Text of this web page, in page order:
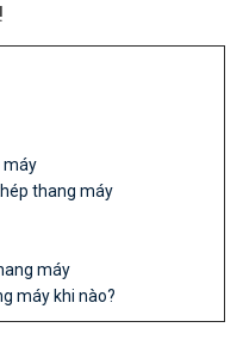
máy
thang máy
máy
máy khi nào?